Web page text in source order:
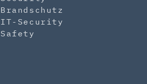
Brandschutz
IT-Security
Safety